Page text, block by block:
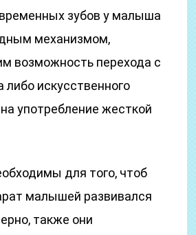
зубов у малыша
механизмом,
возможность перехода с
либо искусственного
употребление жесткой
для того, чтоб
малышей развивался
также они